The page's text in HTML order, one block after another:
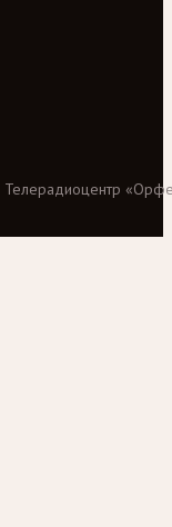
Телерадиоцентр